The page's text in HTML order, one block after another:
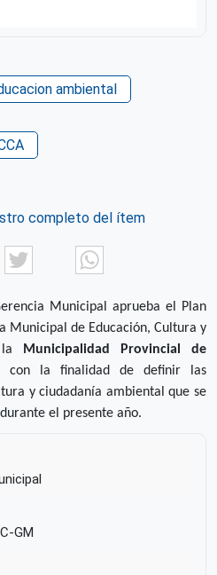
ambiental
completo del ítem
FacebookTwitter
Municipal aprueba el Plan
Municipal de Educación, Cultura y
la
Municipalidad Provincial de
con la finalidad de definir las
y ciudadanía ambiental que se
el presente año.
GM